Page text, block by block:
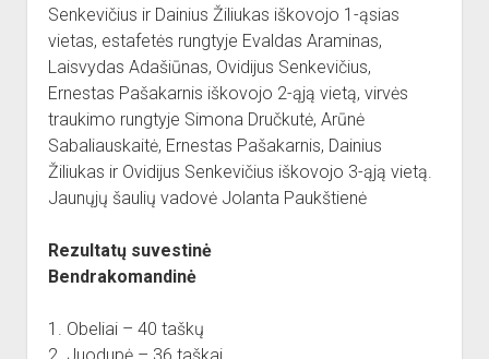
Paremkite Obelius
Senkevičius ir Dainius Žiliukas iškovojo 1-ąsias
vietas, estafetės rungtyje Evaldas Araminas,
Laisvydas Adašiūnas, Ovidijus Senkevičius,
Ernestas Pašakarnis iškovojo 2-ąją vietą, virvės
traukimo rungtyje Simona Dručkutė, Arūnė
Sabaliauskaitė, Ernestas Pašakarnis, Dainius
Žiliukas ir Ovidijus Senkevičius iškovojo 3-ąją vietą.
Jaunųjų šaulių vadovė Jolanta Paukštienė
Rezultatų suvestinė
Bendrakomandinė
1. Obeliai – 40 taškų